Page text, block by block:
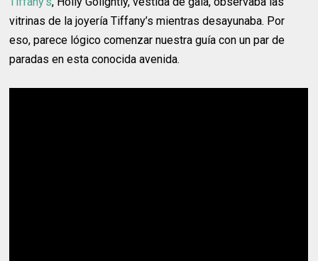
vitrinas de la joyería Tiffany’s mientras desayunaba. Por
eso, parece lógico comenzar nuestra guía con un par de
paradas en esta conocida avenida.